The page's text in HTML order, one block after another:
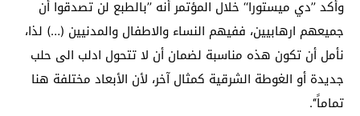
وأكد ’’دي ميستورا‘‘ خلال المؤتمر أنه ’’بالطبع لن تصدقوا أن
جميعهم ارهابيين، ففيهم النساء والاطفال والمدنيين (…) لذا،
نأمل أن تكون هذه مناسبة لضمان أن لا تتحول ادلب الى حلب
جديدة أو الغوطة الشرقية كمثال آخر، لأن الأبعاد مختلفة هنا
تماماً‘‘.